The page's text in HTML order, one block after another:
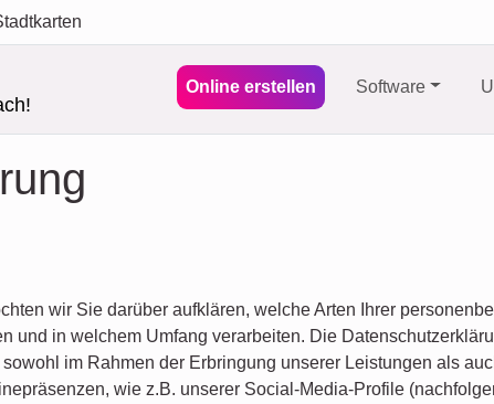
Online erstellen Software
wir Sie darüber aufklären, welche Arten Ihrer
und in welchem Umfang verarbeiten. Die
im Rahmen der Erbringung unserer Leistungen als
wie z.B. unserer Social-Media-Profile